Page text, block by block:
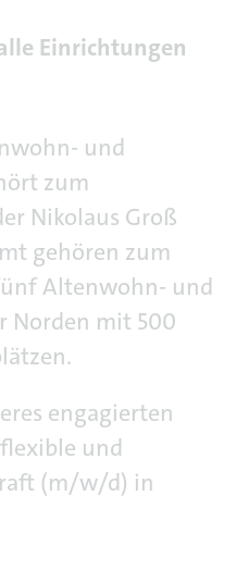
Einrichtungen
und
zum
Nikolaus Groß
gehören zum
Altenwohn- und
Norden mit 500
engagierten
und
(m/w/d) in